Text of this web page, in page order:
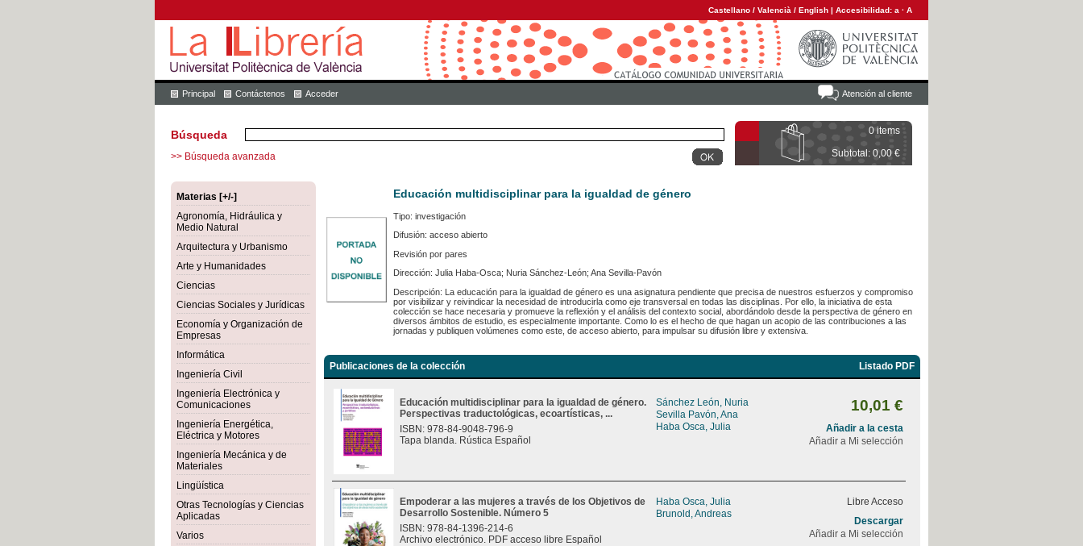
Castellano / Valencià / English | Accesibilidad: a · A
Atención al cliente
Principal Contáctenos Acceder
0 items
Subtotal: 0,00 €
Búsqueda
>> Búsqueda avanzada
Materias [+/-]
Agronomía, Hidráulica y
Medio Natural
Arquitectura y Urbanismo
Arte y Humanidades
Ciencias
Ciencias Sociales y Jurídicas
Economía y Organización de
Empresas
Informática
Ingeniería Civil
Ingeniería Electrónica y
Comunicaciones
Ingeniería Energética,
Eléctrica y Motores
Ingeniería Mecánica y de
Materiales
Lingüística
Otras Tecnologías y Ciencias
Aplicadas
Varios
Educación multidisciplinar para la igualdad de género
Tipo: investigación
Difusión: acceso abierto
Revisión por pares
Dirección: Julia Haba-Osca; Nuria Sánchez-León; Ana Sevilla-Pavón
Descripción: La educación para la igualdad de género es una asignatura pendiente que precisa de nuestros esfuerzos y compromiso
por visibilizar y reivindicar la necesidad de introducirla como eje transversal en todas las disciplinas. Por ello, la iniciativa de esta
colección se hace necesaria y promueve la reflexión y el análisis del contexto social, abordándolo desde la perspectiva de género en
diversos ámbitos de estudio, es especialmente importante. Como lo es el hecho de que hagan un acopio de las contribuciones a las
jornadas y publiquen volúmenes como este, de acceso abierto, para impulsar su difusión libre y extensiva.
Publicaciones de la colección Listado PDF
Educación multidisciplinar para la igualdad de género.
Perspectivas traductológicas, ecoartísticas, ...
ISBN: 978-84-9048-796-9
Tapa blanda. Rústica Español
Sánchez León, Nuria
Sevilla Pavón, Ana
Haba Osca, Julia
10,01 €
Añadir a la cesta
Añadir a Mi selección
Empoderar a las mujeres a través de los Objetivos de
Desarrollo Sostenible. Número 5
ISBN: 978-84-1396-214-6
Archivo electrónico. PDF acceso libre Español
Haba Osca, Julia
Brunold, Andreas
Libre Acceso
Descargar
Añadir a Mi selección